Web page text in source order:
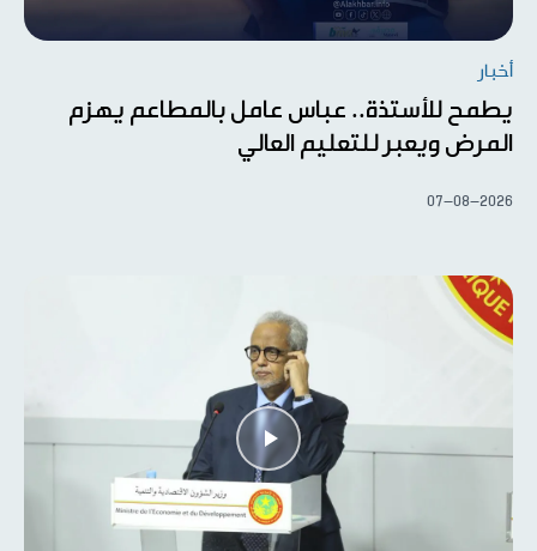
أخبار
يطمح للأستذة.. عباس عامل بالمطاعم يهزم
المرض ويعبر للتعليم العالي
07-08-2026